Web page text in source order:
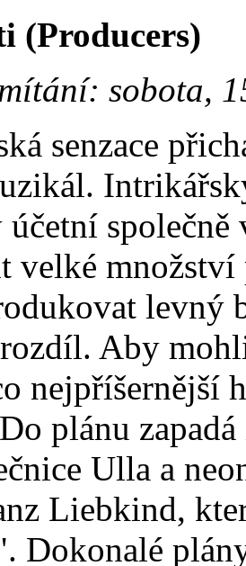
(Producers)
sobota,
senzace
velké
levný
Aby
nejpříšernější
plánu zapadá
Ulla a
Liebkind,
Dokonalé